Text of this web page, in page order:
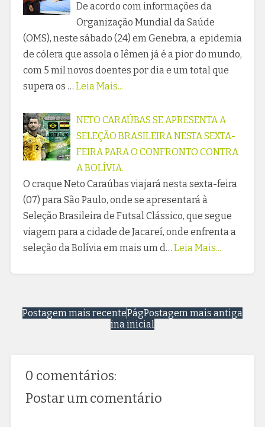
De acordo com informações da
Organização Mundial da Saúde
(OMS), neste sábado (24) em Genebra, a epidemia
de cólera que assola o Iêmen já é a pior do mundo,
com 5 mil novos doentes por dia e um total que
supera os … Leia Mais...
NETO CARAÚBAS SE APRESENTA A
SELEÇÃO BRASILEIRA NESTA SEXTA-
FEIRA PARA O CONFRONTO CONTRA
A BOLÍVIA.
O craque Neto Caraúbas viajará nesta sexta-feira
(07) para São Paulo, onde se apresentará à
Seleção Brasileira de Futsal Clássico, que segue
viagem para a cidade de Jacareí, onde enfrenta a
seleção da Bolívia em mais um d… Leia Mais...
Postagem mais recente Postagem mais antiga
Pág
ina inicial
0 comentários:
Postar um comentário